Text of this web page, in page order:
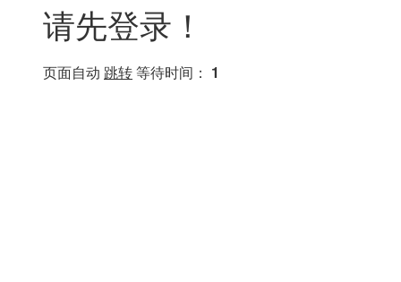
请先登录！
页面自动 跳转等待时间： 1